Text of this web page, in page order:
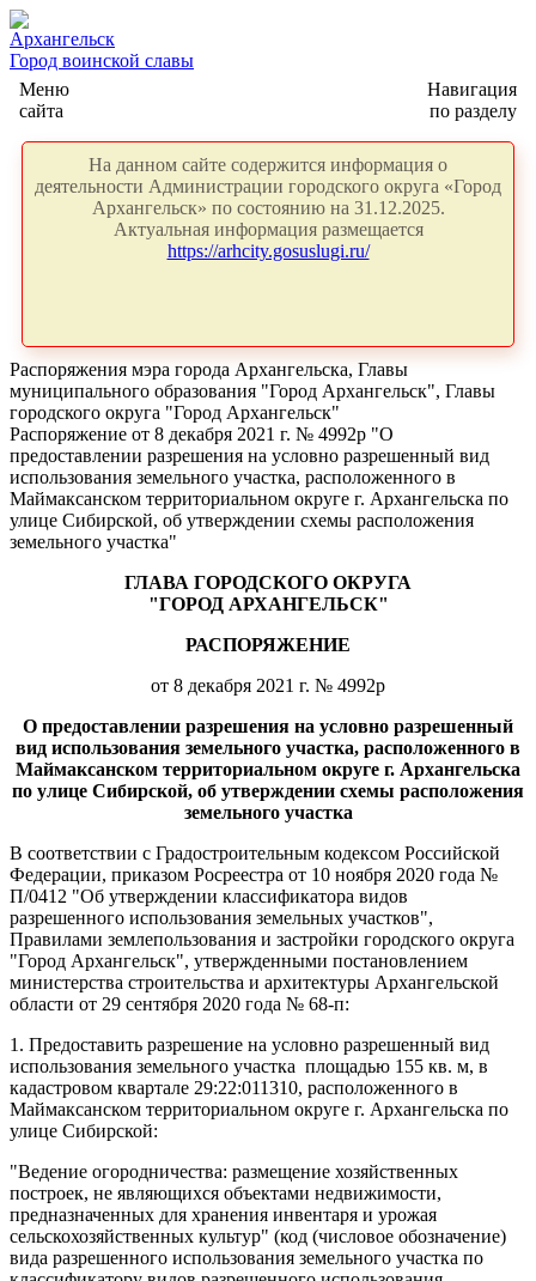
Архангельск
Город воинской славы
Меню
сайта
Навигация
по разделу
На данном сайте содержится информация о
деятельности Администрации городского округа «Город
Архангельск» по состоянию на 31.12.2025.
Актуальная информация размещается
https://arhcity.gosuslugi.ru/
Распоряжения мэра города Архангельска, Главы
муниципального образования "Город Архангельск", Главы
городского округа "Город Архангельск"
Распоряжение от 8 декабря 2021 г. № 4992р "О
предоставлении разрешения на условно разрешенный вид
использования земельного участка, расположенного в
Маймаксанском территориальном округе г. Архангельска по
улице Сибирской, об утверждении схемы расположения
земельного участка"
ГЛАВА ГОРОДСКОГО ОКРУГА
"ГОРОД АРХАНГЕЛЬСК"
РАСПОРЯЖЕНИЕ
от 8 декабря 2021 г. № 4992р
О предоставлении разрешения на условно разрешенный
вид использования земельного участка, расположенного в
Маймаксанском территориальном округе г. Архангельска
по улице Сибирской, об утверждении схемы расположения
земельного участка
В соответствии с Градостроительным кодексом Российской
Федерации, приказом Росреестра от 10 ноября 2020 года №
П/0412 "Об утверждении классификатора видов
разрешенного использования земельных участков",
Правилами землепользования и застройки городского округа
"Город Архангельск", утвержденными постановлением
министерства строительства и архитектуры Архангельской
области от 29 сентября 2020 года № 68-п:
1. Предоставить разрешение на условно разрешенный вид
использования земельного участка площадью 155 кв. м, в
кадастровом квартале 29:22:011310, расположенного в
Маймаксанском территориальном округе г. Архангельска по
улице Сибирской:
"Ведение огородничества: размещение хозяйственных
построек, не являющихся объектами недвижимости,
предназначенных для хранения инвентаря и урожая
сельскохозяйственных культур" (код (числовое обозначение)
вида разрешенного использования земельного участка по